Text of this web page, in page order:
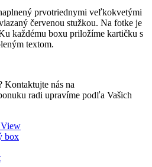
prvotriednymi veľkokvetými
červenou stužkou. Na fotke je
každému boxu priložíme kartičku s
textom.
Kontaktujte nás na
radi upravíme podľa Vašich